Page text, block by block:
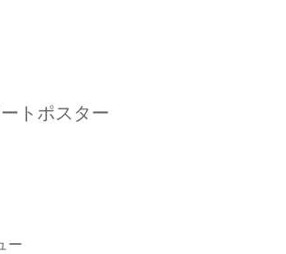
トポスター
ー